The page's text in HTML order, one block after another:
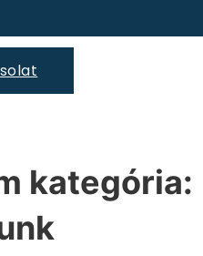
kategória: